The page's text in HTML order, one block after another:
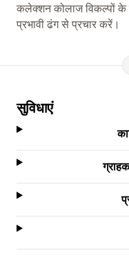
कलेक्शन कोलाज विकल्पों
प्रभावी ढंग से प्रचार करें।
सुविधाएं